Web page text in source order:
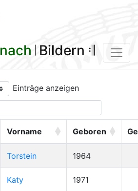
nach 𝄀 Bildern 𝄇
Einträge anzeigen
Vorname Geboren
Torstein 1964
Katy 1971